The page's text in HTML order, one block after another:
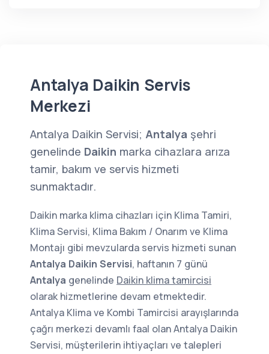
Antalya Daikin Servis
Merkezi
Antalya Daikin Servisi; Antalya şehri
genelinde Daikin marka cihazlara arıza
tamir, bakım ve servis hizmeti
sunmaktadır.
Daikin marka klima cihazları için Klima Tamiri,
Klima Servisi, Klima Bakım / Onarım ve Klima
Montajı gibi mevzularda servis hizmeti sunan
Antalya Daikin Servisi, haftanın 7 günü
Antalya genelinde Daikin klima tamircisi
olarak hizmetlerine devam etmektedir.
Antalya Klima ve Kombi Tamircisi arayışlarında
çağrı merkezi devamlı faal olan Antalya Daikin
Servisi, müşterilerin ihtiyaçları ve talepleri